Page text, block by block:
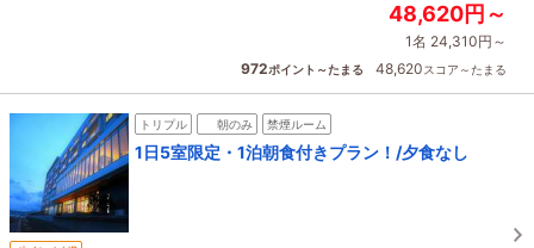
48,620円～
1名 24,310円～
972ポイント～たまる 48,620スコア～たまる
トリプル 朝のみ 禁煙ルーム
1日5室限定・1泊朝食付きプラン！/夕食なし